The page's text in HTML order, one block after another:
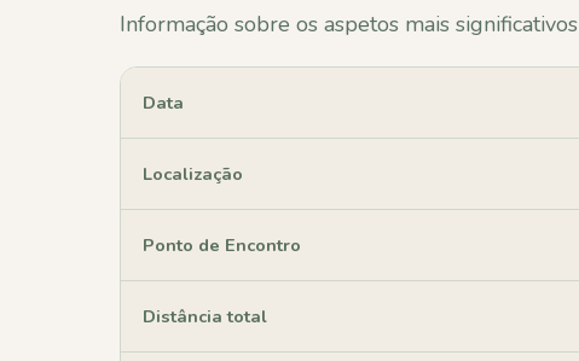
Informação sobre os aspetos mais significativos
Data
Localização
Ponto de Encontro
Distância total